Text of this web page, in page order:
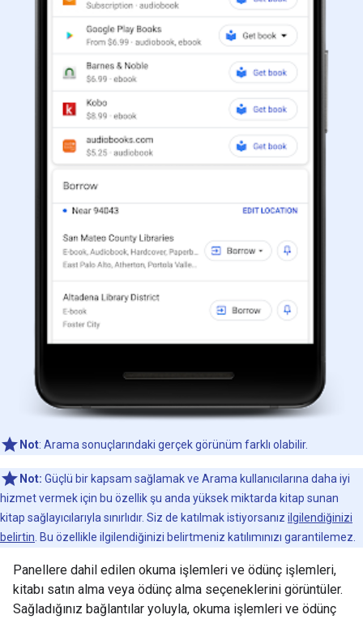
Not: Arama sonuçlarındaki gerçek görünüm farklı olabilir.
Not: Güçlü bir kapsam sağlamak ve Arama kullanıcılarına daha iyi
hizmet vermek için bu özellik şu anda yüksek miktarda kitap sunan
kitap sağlayıcılarıyla sınırlıdır. Siz de katılmak istiyorsanız ilgilendiğinizi
belirtin . Bu özellikle ilgilendiğinizi belirtmeniz katılımınızı garantilemez.
Panellere dahil edilen okuma işlemleri ve ödünç işlemleri,
kitabı satın alma veya ödünç alma seçeneklerini görüntüler.
Sağladığınız bağlantılar yoluyla, okuma işlemleri ve ödünç